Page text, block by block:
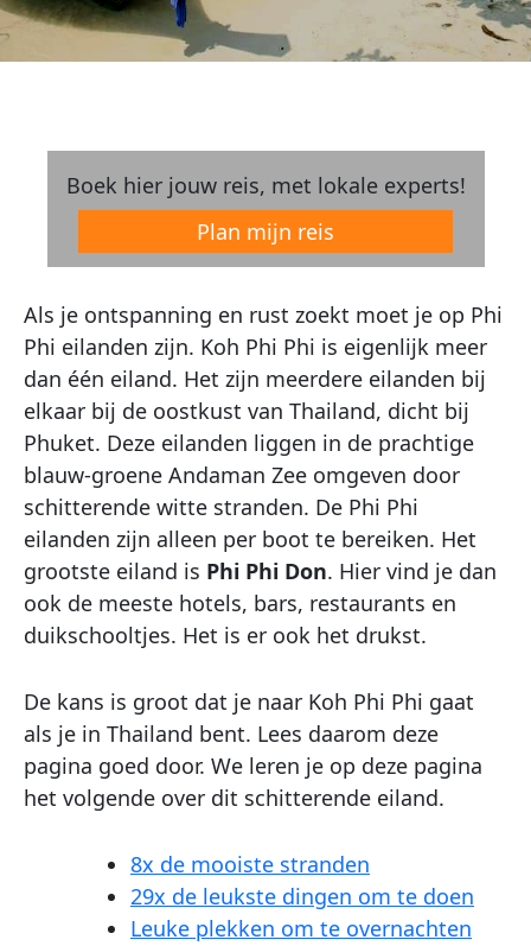
Boek hier jouw reis, met lokale experts!
Plan mijn reis
Als je ontspanning en rust zoekt moet je op Phi
Phi eilanden zijn. Koh Phi Phi is eigenlijk meer
dan één eiland. Het zijn meerdere eilanden bij
elkaar bij de oostkust van Thailand, dicht bij
Phuket. Deze eilanden liggen in de prachtige
blauw-groene Andaman Zee omgeven door
schitterende witte stranden. De Phi Phi
eilanden zijn alleen per boot te bereiken. Het
grootste eiland is Phi Phi Don. Hier vind je dan
ook de meeste hotels, bars, restaurants en
duikschooltjes. Het is er ook het drukst.
De kans is groot dat je naar Koh Phi Phi gaat
als je in Thailand bent. Lees daarom deze
pagina goed door. We leren je op deze pagina
het volgende over dit schitterende eiland.
8x de mooiste stranden
29x de leukste dingen om te doen
Leuke plekken om te overnachten